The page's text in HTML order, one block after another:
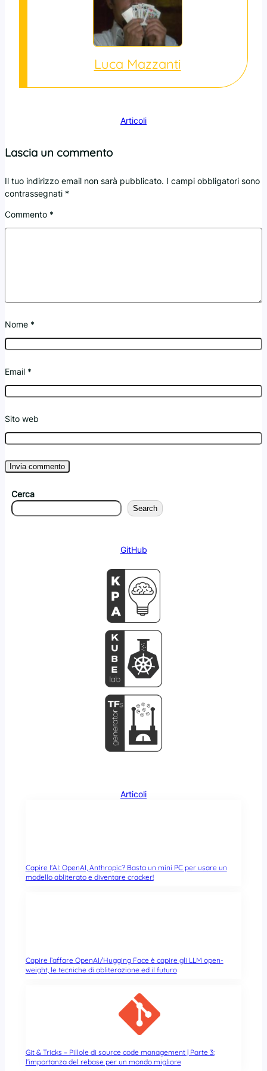
Luca Mazzanti
Articoli
Lascia un commento
Il tuo indirizzo email non sarà pubblicato. I campi obbligatori sono
contrassegnati *
Commento *
Nome *
Email *
Sito web
Cerca
Search
GitHub
Articoli
Capire l’AI: OpenAI, Anthropic? Basta un mini PC per usare un
modello abliterato e diventare cracker!
Capire l’affare OpenAI/Hugging Face è capire gli LLM open-
weight, le tecniche di abliterazione ed il futuro
Git & Tricks – Pillole di source code management | Parte 3:
l’importanza del rebase per un mondo migliore